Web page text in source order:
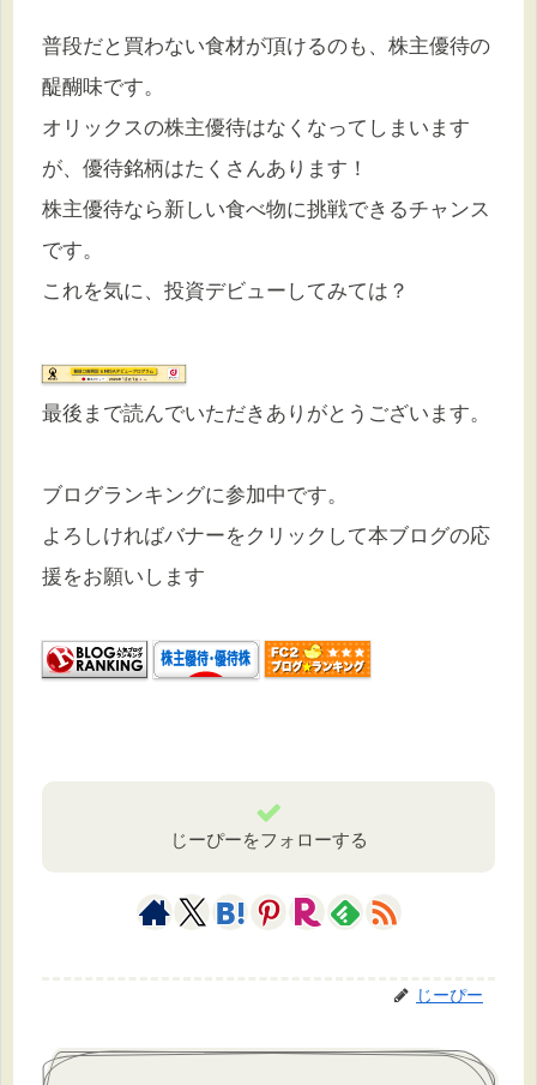
普段だと買わない食材が頂けるのも、株主優待の
醍醐味です。
オリックスの株主優待はなくなってしまいます
が、優待銘柄はたくさんあります！
株主優待なら新しい食べ物に挑戦できるチャンス
です。
これを気に、投資デビューしてみては？
最後まで読んでいただきありがとうございます。
ブログランキングに参加中です。
よろしければバナーをクリックして本ブログの応
援をお願いします
じーぴーをフォローする
じーぴー